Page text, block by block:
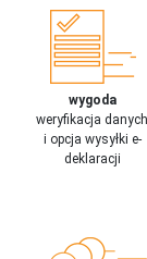
wygoda
weryfikacja danych
i opcja wysyłki e-
deklaracji